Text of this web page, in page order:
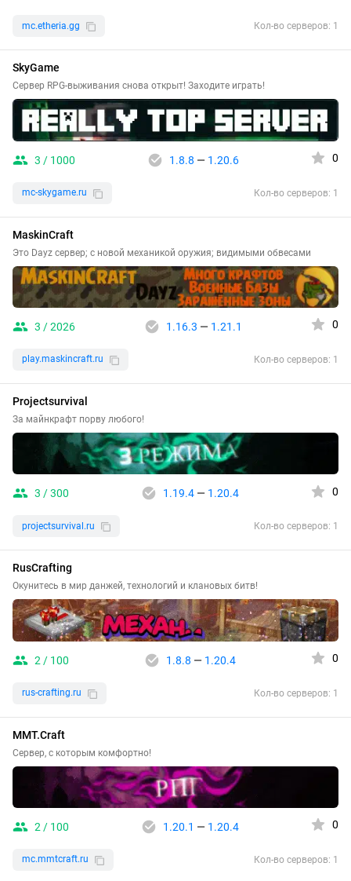
mc.etheria.gg Кол-во серверов: 1
SkyGame
Сервер RPG-выживания снова открыт! Заходите играть!
3 / 1000 1.8.8 — 1.20.6 0
mc-skygame.ru Кол-во серверов: 1
MaskinCraft
Это Dayz сервер; с новой механикой оружия; видимыми обвесами
3 / 2026 1.16.3 — 1.21.1 0
play.maskincraft.ru Кол-во серверов: 1
Projectsurvival
За майнкрафт порву любого!
3 / 300 1.19.4— 1.20.4 0
projectsurvival.ru Кол-во серверов: 1
RusCrafting
Окунитесь в мир данжей, технологий и клановых битв!
2 / 100 1.8.8 — 1.20.4 0
rus-crafting.ru Кол-во серверов: 1
MMT.Craft
Сервер, с которым комфортно!
2 / 100 1.20.1 — 1.20.4 0
mc.mmtcraft.ru Кол-во серверов: 1